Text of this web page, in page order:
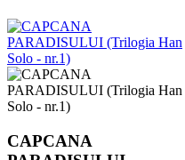
CAPCANA